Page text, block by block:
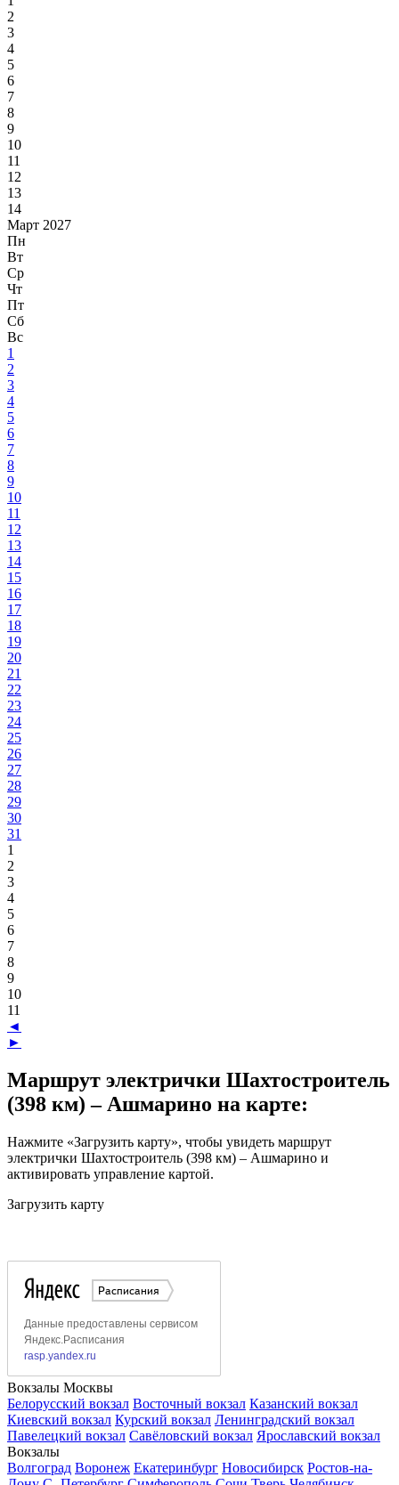
2
3
4
5
6
7
8
9
10
11
12
13
14
Март 2027
Пн
Вт
Ср
Чт
Пт
Сб
Вс
1
2
3
4
5
6
7
8
9
10
11
12
13
14
15
16
17
18
19
20
21
22
23
24
25
26
27
28
29
30
31
1
2
3
4
5
6
7
8
9
10
11
◄
►
Маршрут электрички Шахтостроитель
(398 км) – Ашмарино на карте:
Нажмите «Загрузить карту», чтобы увидеть маршрут
электрички Шахтостроитель (398 км) – Ашмарино и
активировать управление картой.
Загрузить карту
Вокзалы Москвы
Белорусский вокзал Восточный вокзал Казанский вокзал
Киевский вокзал Курский вокзал Ленинградский вокзал
Павелецкий вокзал Савёловский вокзал Ярославский вокзал
Вокзалы
Волгоград Воронеж Екатеринбург Новосибирск Ростов-на-